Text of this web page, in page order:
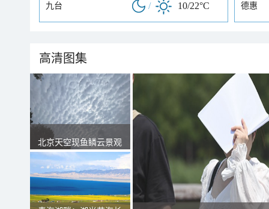
九台 / 10/22°C 德惠
高清图集
北京天空现鱼鳞云景观